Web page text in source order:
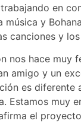
en
música y
canciones y
nos hace muy
amigo y un
es diferente
Estamos muy
el